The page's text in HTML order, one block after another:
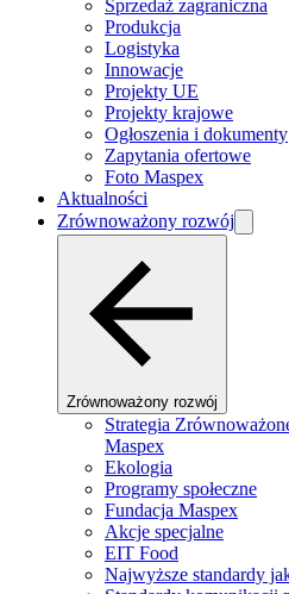
Sprzedaż zagraniczna
Produkcja
Logistyka
Innowacje
Projekty UE
Projekty krajowe
Ogłoszenia i dokumenty
Zapytania ofertowe
Foto Maspex
Aktualności
Zrównoważony rozwój
Zrównoważony rozwój
Strategia
Maspex
Ekologia
Programy społeczne
Fundacja Maspex
Akcje specjalne
EIT Food
Najwyższe standardy